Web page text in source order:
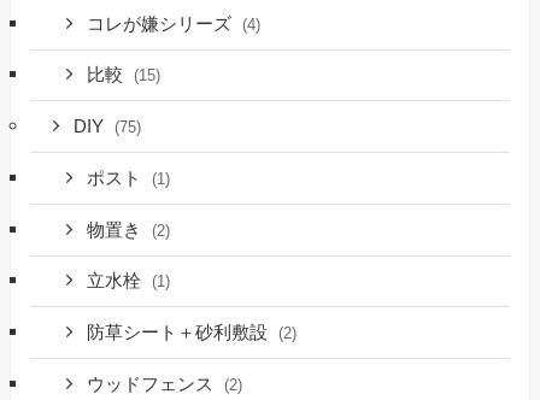
コレが嫌シリーズ (4)
比較 (15)
DIY (75)
ポスト (1)
物置き (2)
立水栓 (1)
防草シート＋砂利敷設 (2)
ウッドフェンス (2)